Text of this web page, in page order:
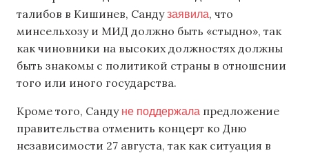
талибов в Кишинев, Сандузаявила, что
минсельхозу и МИД должно быть «стыдно», так
как чиновники на высоких должностях должны
быть знакомы с политикой страны в отношении
того или иного государства.
Кроме того, Санду не поддержала предложение
правительства отменить концерт ко Дню
независимости 27 августа, так как ситуация в